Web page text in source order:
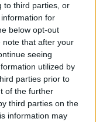
to third parties, or
for
below opt-out
note that after your
seeing
utilized by
parties prior to
of the further
third parties on the
information may
“en España
arriesga con
en jaque
del
y la